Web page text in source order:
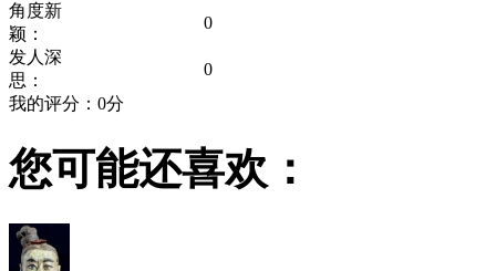
角度新
颖：
0
发人深
思：
0
我的评分： 0分
您可能还喜欢：